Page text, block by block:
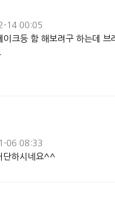
14 00:05
이크등 함 해보려구 하는데 브
06 08:33
단하시네요^^